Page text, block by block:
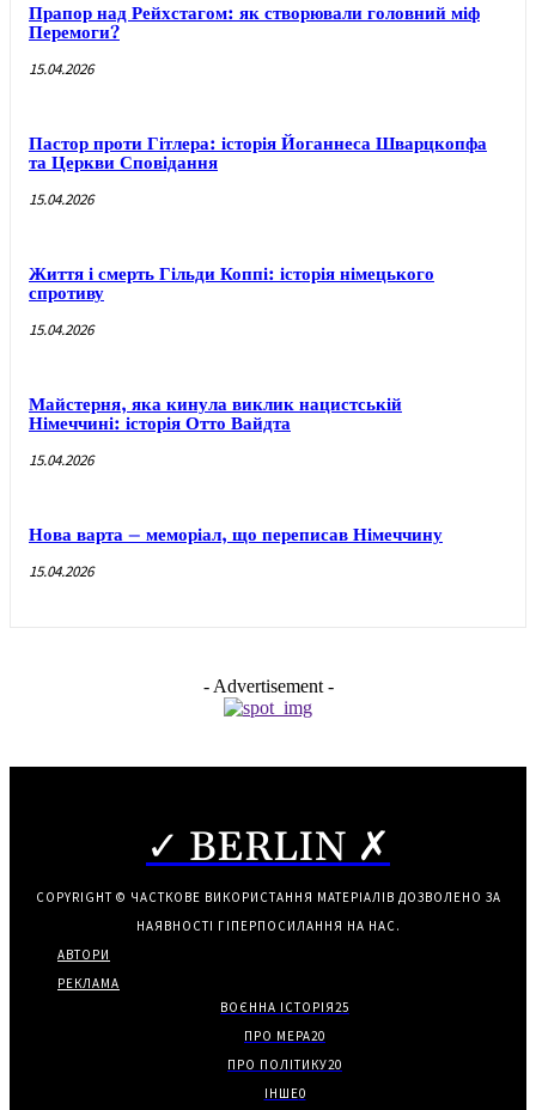
Прапор над Рейхстагом: як створювали головний міф
Перемоги?
15.04.2026
Пастор проти Гітлера: історія Йоганнеса Шварцкопфа
та Церкви Сповідання
15.04.2026
Життя і смерть Гільди Коппі: історія німецького
спротиву
15.04.2026
Майстерня, яка кинула виклик нацистській
Німеччині: історія Отто Вайдта
15.04.2026
Нова варта – меморіал, що переписав Німеччину
15.04.2026
- Advertisement -
✓ BERLIN ✗
COPYRIGHT © ЧАСТКОВЕ ВИКОРИСТАННЯ МАТЕРІАЛІВ ДОЗВОЛЕНО ЗА
НАЯВНОСТІ ГІПЕРПОСИЛАННЯ НА НАС.
АВТОРИ
РЕКЛАМА
ВОЄННА ІСТОРІЯ25
ПРО МЕРА20
ПРО ПОЛІТИКУ20
ІНШЕ0